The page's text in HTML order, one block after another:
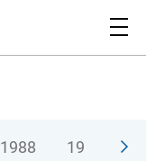
1988 1989